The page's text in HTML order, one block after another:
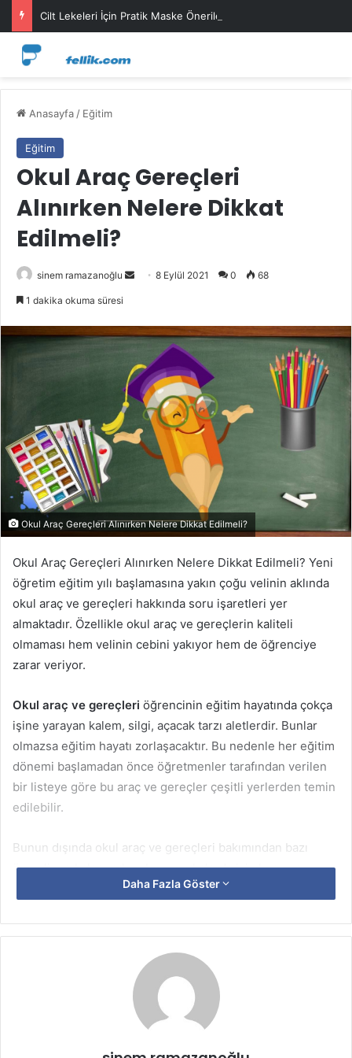
Cilt Lekeleri İçin Pratik Maske Önerileri
Anasayfa / Eğitim
Eğitim
Okul Araç Gereçleri
Alınırken Nelere Dikkat
Edilmeli?
sinem ramazanoğlu
Bir
göndermek
8 Eylül 2021 0 68
1 dakika okuma süresi
Okul Araç Gereçleri Alınırken Nelere Dikkat Edilmeli?
Okul Araç Gereçleri Alınırken Nelere Dikkat Edilmeli? Yeni
öğretim eğitim yılı başlamasına yakın çoğu velinin aklında
okul araç ve gereçleri hakkında soru işaretleri yer
almaktadır. Özellikle okul araç ve gereçlerin kaliteli
olmaması hem velinin cebini yakıyor hem de öğrenciye
zarar veriyor.
Okul araç ve gereçleri öğrencinin eğitim hayatında çokça
işine yarayan kalem, silgi, açacak tarzı aletlerdir. Bunlar
olmazsa eğitim hayatı zorlaşacaktır. Bu nedenle her eğitim
dönemi başlamadan önce öğretmenler tarafından verilen
bir listeye göre bu araç ve gereçler çeşitli yerlerden temin
edilebilir.
Bunun dışında okul araç ve gereçleri bakımından bazı
önemli markalar varken bazı markalarda iyi olmasına
rağmen erkenden bozulmalarının yanı sıra çocuğa da zarar
TSE-CE- EN işaretleri
Tercih edilecek okul araç ve gereçleri üzerinde mutlaka
Daha Fazla Göster